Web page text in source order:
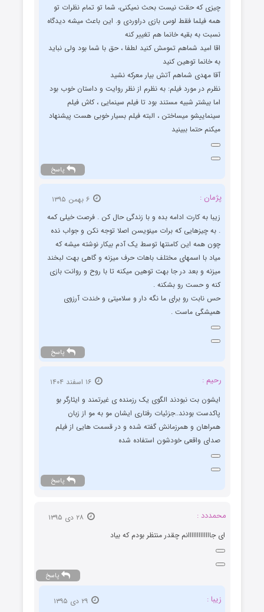
چیزی که حقت نیست بحث نمیکنی، شما تو تمام نظرات تو
همه فیلما فقط لوس بازی دراوردی و. این باعث میشه دیدگاه
نسبت به بقیه خانما هم تغییر کنه
اقا امید شماهم تمومش کنید لطفا ، حق با شما بود ولی نباید
به خانما توهین کنید
آقا مهدی شماهم آتش بیار معرکه نشید
نظرم در مورد فیلم: به نظرم از نظر روایت و داستان خوب بود
اما بیشتر شبیه مستند بود تا فیلم سینمایی ، کاش فیلم
سینماییشو میساختن ، البته فیلم بسیار خوبی هست پیشنهاد
میکنم حتما ببینید
پاسخ
پژمان :
زیبا به کارت ادامه بده و با زندگی حال کن . فرصت خیلی کمه
. به چیزهایی که برات مینویسن اصلا توجه نکن و جواب نده
چون همه این کامنتها توسط یک آدم بیکار نوشته میشه که
میاد با اسمهای مختلف باهات حرف میزنه و گاهی بهت لبخند
میزنه و بعد در جا بهت توهین میکنه تا با روح و روانت بازی
کنه و حست رو بشکنه .
حس نابت رو برای ما نگه دار و سلامیتی و خندت آرزوی
همیشگی ماست .
پاسخ
رحیم :
ایشون بت نبودند الگوی یک رزمنده ی غیرتمند و ایثارگر بو
پاکدست بودند..جزئیات رفتاری ایشان مو به مو از زبان
همراهان و همرزمانش گفته شده و در قسمت هایی از فیلم
صدای واقعی خودشون استفاده شده
پاسخ
محمددد :
ای جااااااااااااانم چقدر منتظر بودم که بیاد
پاسخ
زیبا :